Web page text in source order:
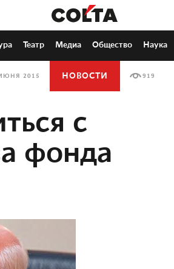
Театр Медиа Общество Наука
2015 НОВОСТИ 919
с
фонда